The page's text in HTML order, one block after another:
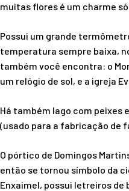
muitas flores é um charme
Possui um grande
temperatura sempre baixa,
também você encontra: o
um relógio de sol, e a igreja
Há também lago com peixes
(usado para a fabricação de
O pórtico de Domingos
então se tornou símbolo da
Enxaimel, possui letreiros